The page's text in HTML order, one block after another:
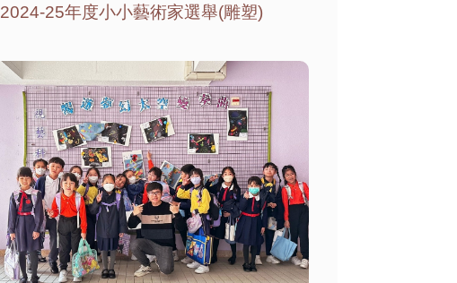
2024-25年度小小藝術家選舉(雕塑)